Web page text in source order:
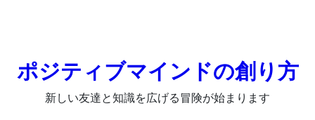
ポジティブマインドの創り方
新しい友達と知識を広げる冒険が始まります